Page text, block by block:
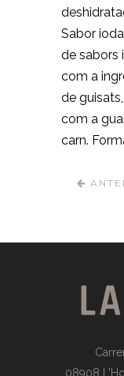
Sabor
de sabors
com a
de
com a
carn.
08908